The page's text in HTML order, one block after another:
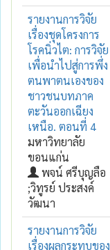
รายงานการวิจัย
เรื่องชุดโครงการ
โรคนิ่วไต: การวิจัย
เพื่อนำไปสู่การพึ่ง
ตนพาตนเองของ
ชาวชนบทภาค
ตะวันออกเฉียง
เหนือ. ตอนที่ 4
มหาวิทยาลัย
ขอนแก่น
พจน์ ศรีบุญลือ
;วิทูรย์ ประสงค์
วัฒนา
รายงานการวิจัย
เรื่องผลกระทบของ